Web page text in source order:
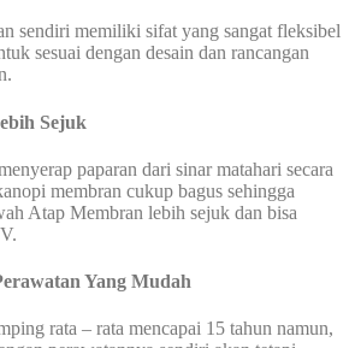
sendiri memiliki sifat yang sangat fleksibel
sesuai dengan desain dan rancangan
Sejuk
paparan dari sinar matahari secara
membran cukup bagus sehingga
Atap Membran lebih sejuk dan bisa
Yang Mudah
rata – rata mencapai 15 tahun namun,